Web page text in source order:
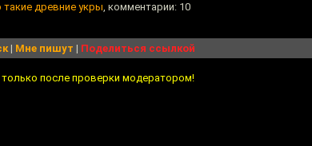
древние укры, комментарии: 10
| Мне пишут | Поделиться ссылкой
только после проверки модератором!